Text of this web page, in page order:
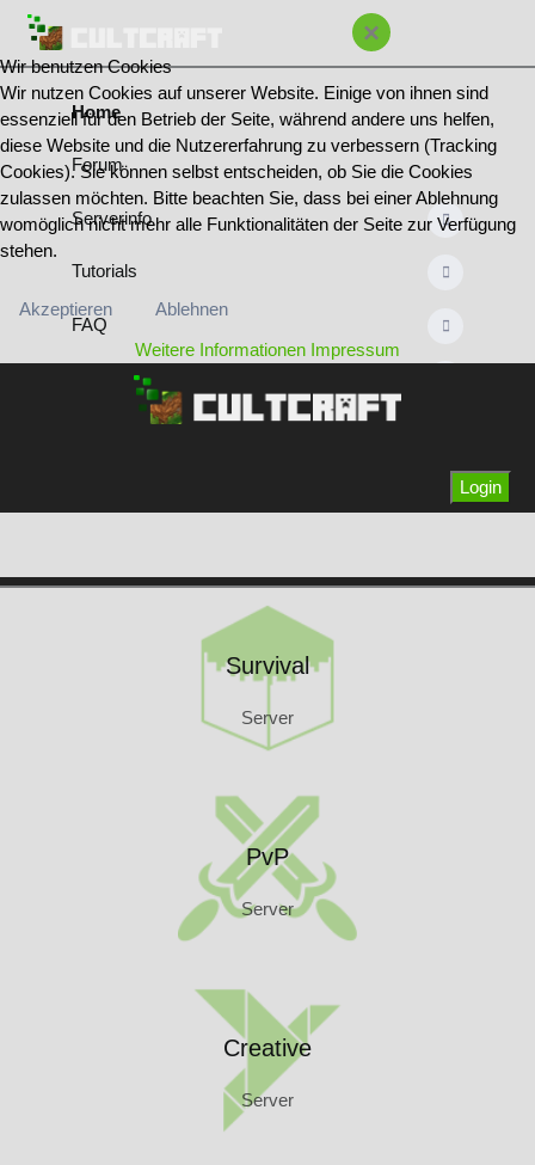
×
Home
Forum
Serverinfo
Tutorials
FAQ
Login
Survival
Server
Survival
PvP
Server
Server
Creative
Server
Creative
Server
Wir benutzen Cookies
Wir nutzen Cookies auf unserer Website. Einige von ihnen sind
essenziell für den Betrieb der Seite, während andere uns helfen,
diese Website und die Nutzererfahrung zu verbessern (Tracking
Cookies). Sie können selbst entscheiden, ob Sie die Cookies
zulassen möchten. Bitte beachten Sie, dass bei einer Ablehnung
womöglich nicht mehr alle Funktionalitäten der Seite zur Verfügung
stehen.
Akzeptieren Ablehnen
Weitere Informationen Impressum